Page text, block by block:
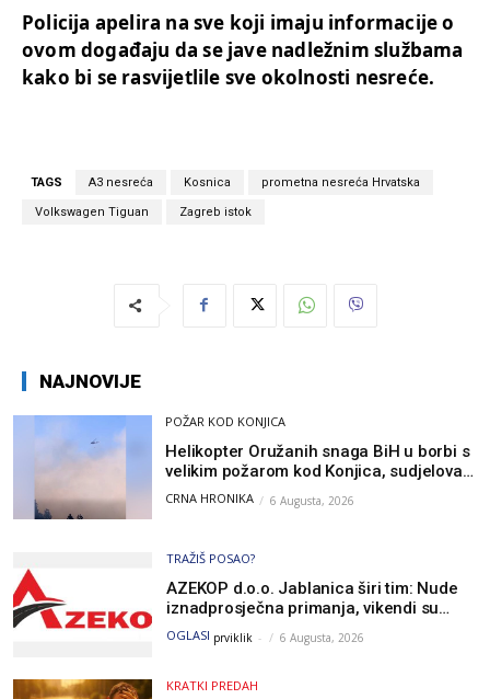
Policija apelira na sve koji imaju informacije o
ovom događaju da se jave nadležnim službama
kako bi se rasvijetlile sve okolnosti nesreće.
TAGS A3 nesreća Kosnica prometna nesreća Hrvatska
Volkswagen Tiguan Zagreb istok
NAJNOVIJE
POŽAR KOD KONJICA
Helikopter Oružanih snaga BiH u borbi s
velikim požarom kod Konjica, sudjelovao
i Air Tractor
CRNA HRONIKA 6 Augusta, 2026
TRAŽIŠ POSAO?
AZEKOP d.o.o. Jablanica širi tim: Nude
iznadprosječna primanja, vikendi su
slobodni, traži se više radnika
OGLASI prviklik - 6 Augusta, 2026
KRATKI PREDAH